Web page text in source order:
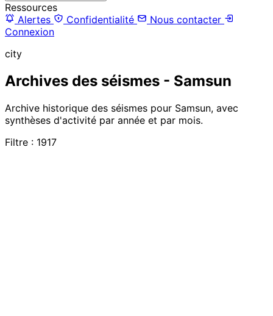
Ressources
Alertes
Confidentialité
Nous contacter
Connexion
city
Archives des séismes - Samsun
Archive historique des séismes pour Samsun, avec
synthèses d'activité par année et par mois.
Filtre : 1917